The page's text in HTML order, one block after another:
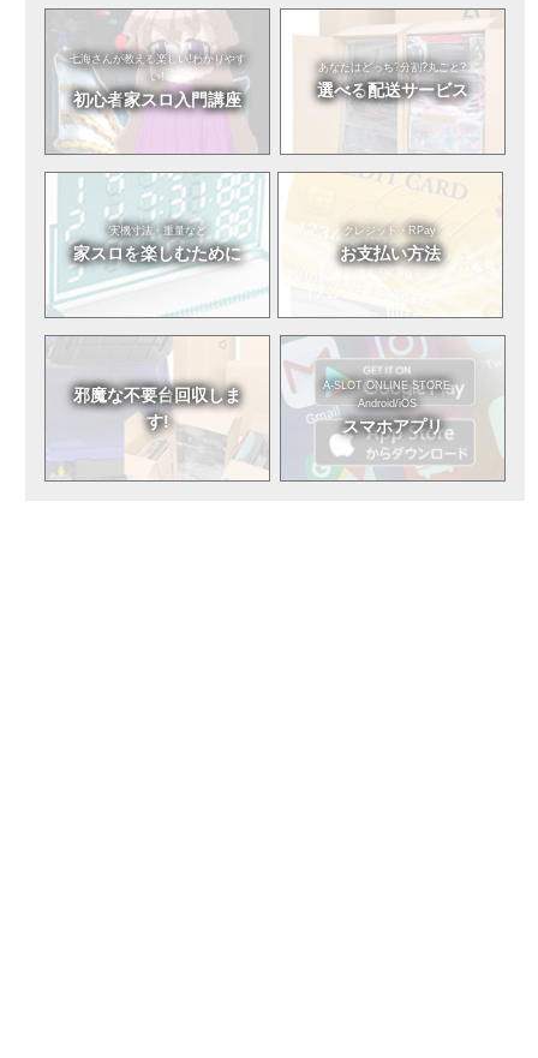
七海さんが教える楽しい!わかりやす
い!
初心者家スロ入門講座
あなたはどっち?分割?丸ごと?
選べる配送サービス
実機寸法・重量など
家スロを楽しむために
クレジット・RPay
お支払い方法
邪魔な不要台回収しま
す!
A-SLOT ONLINE STORE
Android/iOS
スマホアプリ